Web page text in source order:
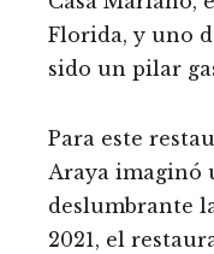
Florida, y uno
sido un pilar
Para este
Araya imaginó
deslumbrante
2021, el